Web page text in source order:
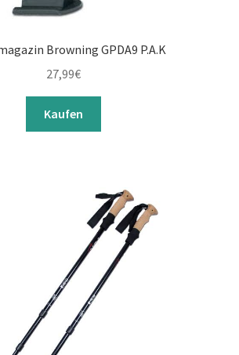
Browning GPDA9 P.A.K
27,99€
Kaufen